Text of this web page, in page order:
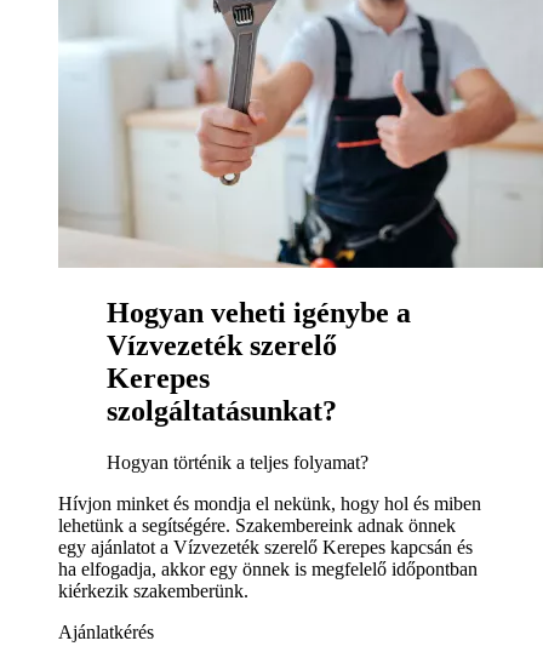
Hogyan veheti igénybe a
Vízvezeték szerelő
Kerepes
szolgáltatásunkat?
Hogyan történik a teljes folyamat?
Hívjon minket és mondja el nekünk, hogy hol és miben
lehetünk a segítségére. Szakembereink adnak önnek
egy ajánlatot a Vízvezeték szerelő Kerepes kapcsán és
ha elfogadja, akkor egy önnek is megfelelő időpontban
kiérkezik szakemberünk.
Ajánlatkérés